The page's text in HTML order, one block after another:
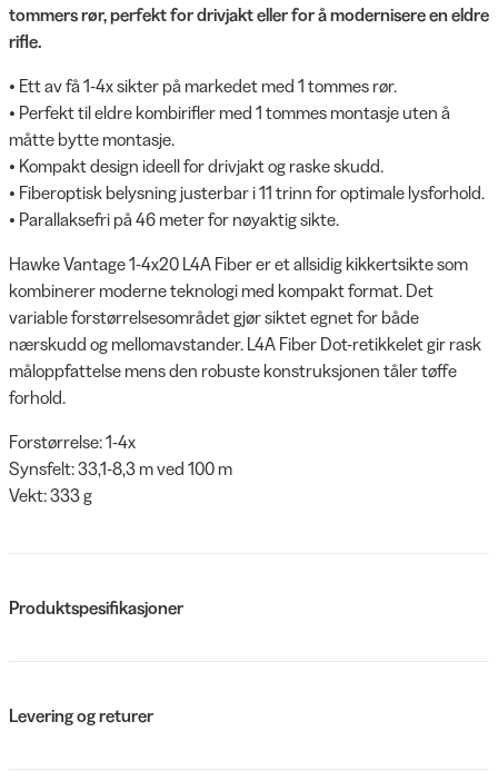
tommers rør, perfekt for drivjakt eller for å modernisere en eldre
rifle.
• Ett av få 1-4x sikter på markedet med 1 tommes rør.
• Perfekt til eldre kombirifler med 1 tommes montasje uten å
måtte bytte montasje.
• Kompakt design ideell for drivjakt og raske skudd.
• Fiberoptisk belysning justerbar i 11 trinn for optimale lysforhold.
• Parallaksefri på 46 meter for nøyaktig sikte.
Hawke Vantage 1-4x20 L4A Fiber er et allsidig kikkertsikte som
kombinerer moderne teknologi med kompakt format. Det
variable forstørrelsesområdet gjør siktet egnet for både
nærskudd og mellomavstander. L4A Fiber Dot-retikkelet gir rask
måloppfattelse mens den robuste konstruksjonen tåler tøffe
forhold.
Forstørrelse: 1-4x
Synsfelt: 33,1-8,3 m ved 100 m
Vekt: 333 g
Produktspesifikasjoner
Levering og returer